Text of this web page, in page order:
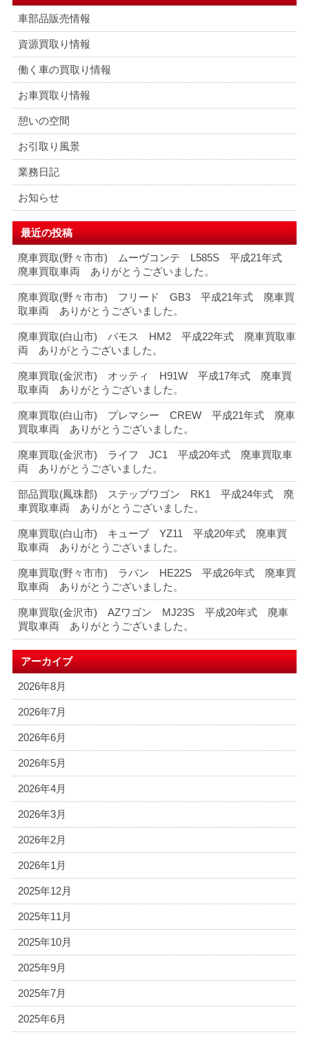
車部品販売情報
資源買取り情報
働く車の買取り情報
お車買取り情報
憩いの空間
お引取り風景
業務日記
お知らせ
最近の投稿
廃車買取(野々市市) ムーヴコンテ L585S 平成21年式
廃車買取車両 ありがとうございました。
廃車買取(野々市市) フリード GB3 平成21年式 廃車買
取車両 ありがとうございました。
廃車買取(白山市) バモス HM2 平成22年式 廃車買取車
両 ありがとうございました。
廃車買取(金沢市) オッティ H91W 平成17年式 廃車買
取車両 ありがとうございました。
廃車買取(白山市) プレマシー CREW 平成21年式 廃車
買取車両 ありがとうございました。
廃車買取(金沢市) ライフ JC1 平成20年式 廃車買取車
両 ありがとうございました。
部品買取(鳳珠郡) ステップワゴン RK1 平成24年式 廃
車買取車両 ありがとうございました。
廃車買取(白山市) キューブ YZ11 平成20年式 廃車買
取車両 ありがとうございました。
廃車買取(野々市市) ラパン HE22S 平成26年式 廃車買
取車両 ありがとうございました。
廃車買取(金沢市) AZワゴン MJ23S 平成20年式 廃車
買取車両 ありがとうございました。
アーカイブ
2026年8月
2026年7月
2026年6月
2026年5月
2026年4月
2026年3月
2026年2月
2026年1月
2025年12月
2025年11月
2025年10月
2025年9月
2025年7月
2025年6月